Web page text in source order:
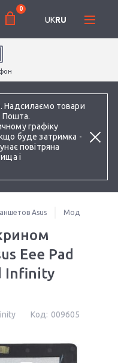
Надсилаємо товари
Пошта.
графіку
буде затримка -
повітряна
і
0
UKRU
Asus Модули для
Eee Pad
Infinity
Код: 009605